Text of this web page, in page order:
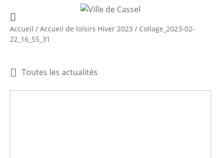
Accueil / Accueil de loisirs Hiver 2023 / Collage_2023-02-
22_16_55_31
Toutes les actualités